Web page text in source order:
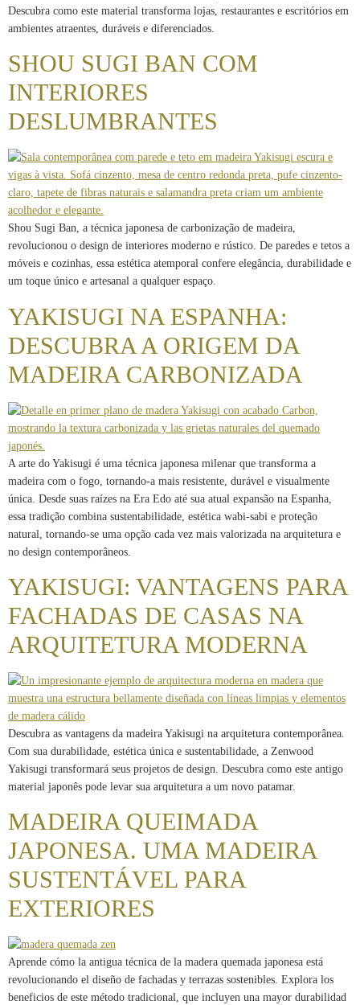
Descubra como este material transforma lojas, restaurantes e escritórios em
ambientes atraentes, duráveis ​​e diferenciados.
SHOU SUGI BAN COM
INTERIORES
DESLUMBRANTES
Shou Sugi Ban, a técnica japonesa de carbonização de madeira,
revolucionou o design de interiores moderno e rústico. De paredes e tetos a
móveis e cozinhas, essa estética atemporal confere elegância, durabilidade e
um toque único e artesanal a qualquer espaço.
YAKISUGI NA ESPANHA:
DESCUBRA A ORIGEM DA
MADEIRA CARBONIZADA
A arte do Yakisugi é uma técnica japonesa milenar que transforma a
madeira com o fogo, tornando-a mais resistente, durável e visualmente
única. Desde suas raízes na Era Edo até sua atual expansão na Espanha,
essa tradição combina sustentabilidade, estética wabi-sabi e proteção
natural, tornando-se uma opção cada vez mais valorizada na arquitetura e
no design contemporâneos.
YAKISUGI: VANTAGENS PARA
FACHADAS DE CASAS NA
ARQUITETURA MODERNA
Descubra as vantagens da madeira Yakisugi na arquitetura contemporânea.
Com sua durabilidade, estética única e sustentabilidade, a Zenwood
Yakisugi transformará seus projetos de design. Descubra como este antigo
material japonês pode levar sua arquitetura a um novo patamar.
MADEIRA QUEIMADA
JAPONESA. UMA MADEIRA
SUSTENTÁVEL PARA
EXTERIORES
Aprende cómo la antigua técnica de la madera quemada japonesa está
revolucionando el diseño de fachadas y terrazas sostenibles. Explora los
beneficios de este método tradicional, que incluyen una mayor durabilidad